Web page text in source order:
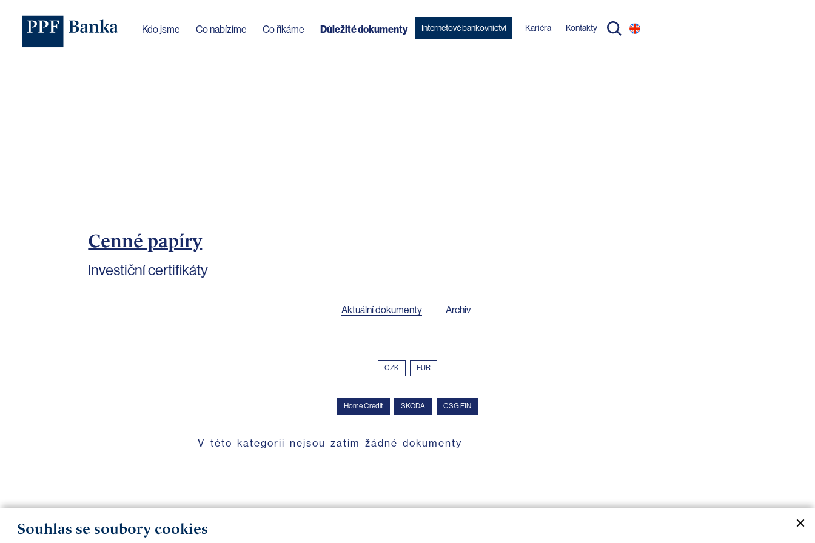
Souhlas se soubory cookies
Kdo jsme Co nabízíme Co říkáme Důležité dokumenty Internetové bankovnictví Kariéra Kontakty
Cenné papíry
Investiční certifikáty
Aktuální dokumenty Archiv
CZK EUR
Home Credit SKODA CSG FIN
V této kategorii nejsou zatím žádné dokumenty